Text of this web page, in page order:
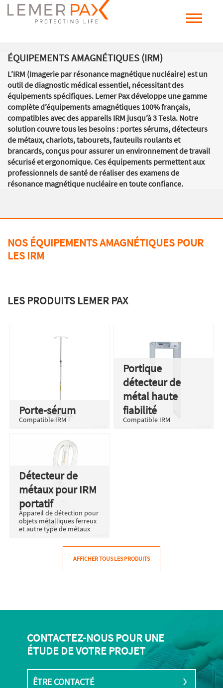
ÉQUIPEMENTS AMAGNÉTIQUES (IRM)
L’IRM (Imagerie par résonance magnétique nucléaire) est un
outil de diagnostic médical essentiel, nécessitant des
équipements spécifiques. Lemer Pax développe une gamme
complète d’équipements amagnétiques 100% français,
compatibles avec des appareils IRM jusqu’à 3 Tesla. Notre
solution couvre tous les besoins : portes sérums, détecteurs
de métaux, chariots, tabourets, fauteuils roulants et
brancards, conçus pour assurer un environnement de travail
sécurisé et ergonomique. Ces équipements permettent aux
professionnels de santé de réaliser des examens de
résonance magnétique nucléaire en toute confiance.
NOS ÉQUIPEMENTS AMAGNÉTIQUES POUR
LES IRM
LES PRODUITS LEMER PAX
Porte-sérum
Compatible IRM
Portique
détecteur de
métal haute
fiabilité
Compatible IRM
Détecteur de
métaux pour IRM
portatif
Appareil de détection pour
objets métalliques ferreux
et autre type de métaux
AFFICHER TOUS LES PRODUITS
CONTACTEZ-NOUS POUR UNE
ÉTUDE DE VOTRE PROJET
ÊTRE CONTACTÉ